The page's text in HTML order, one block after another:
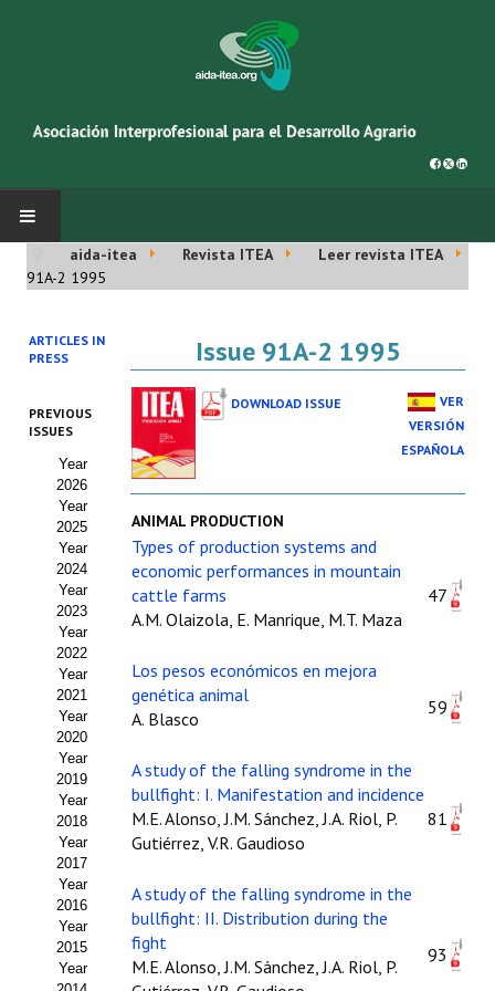
INICIO
Asociación AIDA
Cincuentenario AIDA
Organigrama
Estatutos
Hacerse socio
Noticias
Galería de Fotos
Web AIDA 2.0
REVISTA ITEA
Presentación ITEA
Equipo Editorial
Leer revista ITEA
Directrices para autores/as
Políticas Editoriales
aida-itea Revista ITEA
Leer revista ITEA
91A-2 1995
ARTICLES IN
PRESS
PREVIOUS
ISSUES
Year
2026
Year
2025
Year
2024
Year
2023
Year
2022
Year
2021
Year
2020
Year
2019
Year
2018
Year
2017
Year
2016
Year
2015
Year
Issue 91A-2 1995
DOWNLOAD ISSUE
VER
VERSIÓN
ESPAÑOLA
ANIMAL PRODUCTION
Types of production systems and
economic performances in mountain
cattle farms
A.M. Olaizola, E. Manrique, M.T. Maza
47
Los pesos económicos en mejora
genética animal
A. Blasco
59
A study of the falling syndrome in the
bullfight: I. Manifestation and incidence
M.E. Alonso, J.M. Sánchez, J.A. Riol, P.
Gutiérrez, V.R. Gaudioso
81
A study of the falling syndrome in the
bullfight: II. Distribution during the
fight
M.E. Alonso, J.M. Sánchez, J.A. Riol, P.
93